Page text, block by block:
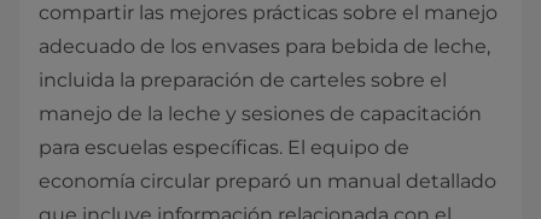
compartir las mejores prácticas sobre el manejo
adecuado de los envases para bebida de leche,
incluida la preparación de carteles sobre el
manejo de la leche y sesiones de capacitación
para escuelas específicas. El equipo de
economía circular preparó un manual detallado